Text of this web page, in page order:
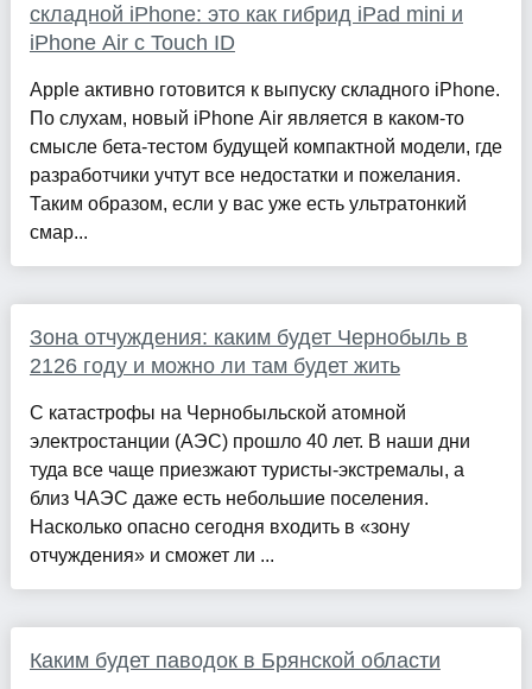
складной iPhone: это как гибрид iPad mini и
iPhone Air с Touch ID
Apple активно готовится к выпуску складного iPhone.
По слухам, новый iPhone Air является в каком-то
смысле бета-тестом будущей компактной модели, где
разработчики учтут все недостатки и пожелания.
Таким образом, если у вас уже есть ультратонкий
смар...
Зона отчуждения: каким будет Чернобыль в
2126 году и можно ли там будет жить
С катастрофы на Чернобыльской атомной
электростанции (АЭС) прошло 40 лет. В наши дни
туда все чаще приезжают туристы-экстремалы, а
близ ЧАЭС даже есть небольшие поселения.
Насколько опасно сегодня входить в «зону
отчуждения» и сможет ли ...
Каким будет паводок в Брянской области